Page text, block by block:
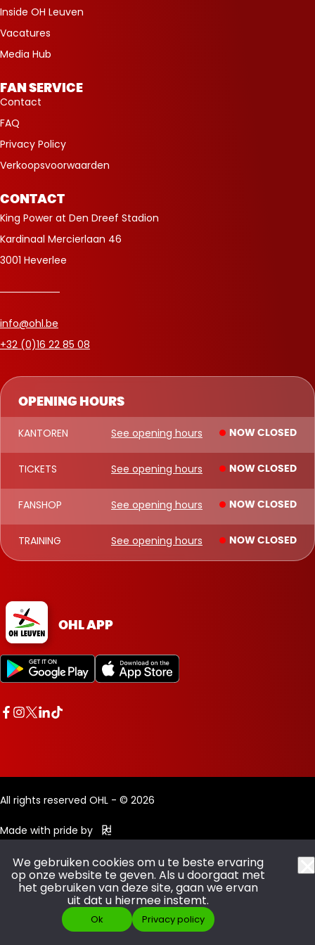
OPENING HOURS
KANTOREN See opening hours NOW CLOSED
TICKETS See opening hours NOW CLOSED
FANSHOP See opening hours NOW CLOSED
TRAINING See opening hours NOW CLOSED
Inside OH Leuven
Vacatures
Media Hub
FAN SERVICE
Contact
FAQ
Privacy Policy
Verkoopsvoorwaarden
CONTACT
King Power at Den Dreef Stadion
Kardinaal Mercierlaan 46
3001 Heverlee
info@ohl.be
+32 (0)16 22 85 08
OHL APP
All rights reserved OHL - © 2026
Made with pride by
We gebruiken cookies om u te beste ervaring
op onze website te geven. Als u doorgaat met
het gebruiken van deze site, gaan we ervan
uit dat u hiermee instemt.
Ok Privacy policy